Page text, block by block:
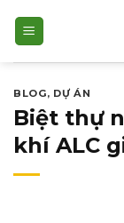
qua
nội
dung
BLOG, DỰ ÁN
Biệt thự
khí ALC